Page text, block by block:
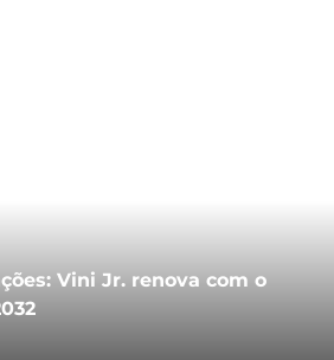
Vini Jr. renova com o